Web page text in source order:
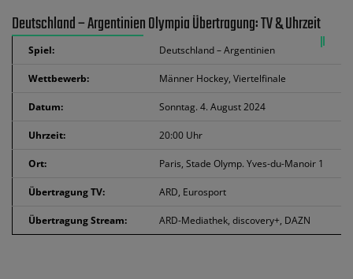
Deutschland – Argentinien Olympia Übertragung: TV & Uhrzeit
Spiel: Deutschland – Argentinien
Wettbewerb: Männer Hockey, Viertelfinale
Datum: Sonntag. 4. August 2024
Uhrzeit: 20:00 Uhr
Ort: Paris, Stade Olymp. Yves-du-Manoir 1
Übertragung TV: ARD, Eurosport
Übertragung Stream: ARD-Mediathek, discovery+, DAZN